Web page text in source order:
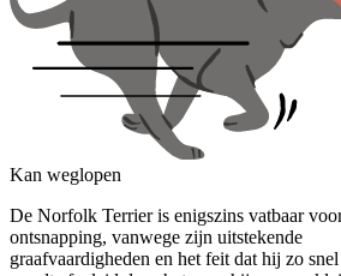
Kan weglopen
De Norfolk Terrier is enigszins vatbaar
ontsnapping, vanwege zijn uitstekende
graafvaardigheden en het feit dat hij zo snel